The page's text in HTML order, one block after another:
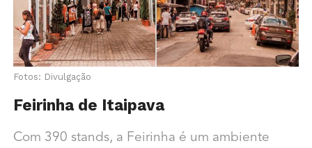
Fotos: Divulgação
Feirinha de Itaipava
Com 390 stands, a Feirinha é um ambiente